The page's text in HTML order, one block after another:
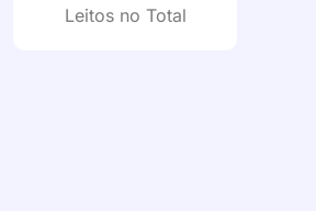
Leitos no Total